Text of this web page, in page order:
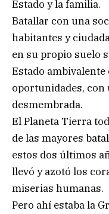
Estado y la familia.
Batallar con una
habitantes y
en su propio suelo
Estado ambivalente
oportunidades, con
desmembrada.
El Planeta Tierra
de las mayores
estos dos últimos
llevó y azotó los
miserias humanas.
Pero ahí estaba la